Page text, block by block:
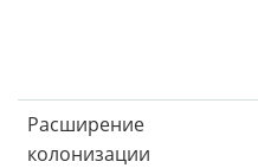
Расширение
колонизации